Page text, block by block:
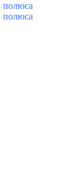
полюса
полюса